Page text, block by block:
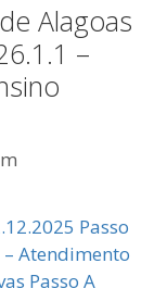
Alagoas
–
Passo
– Atendimento
Passo A